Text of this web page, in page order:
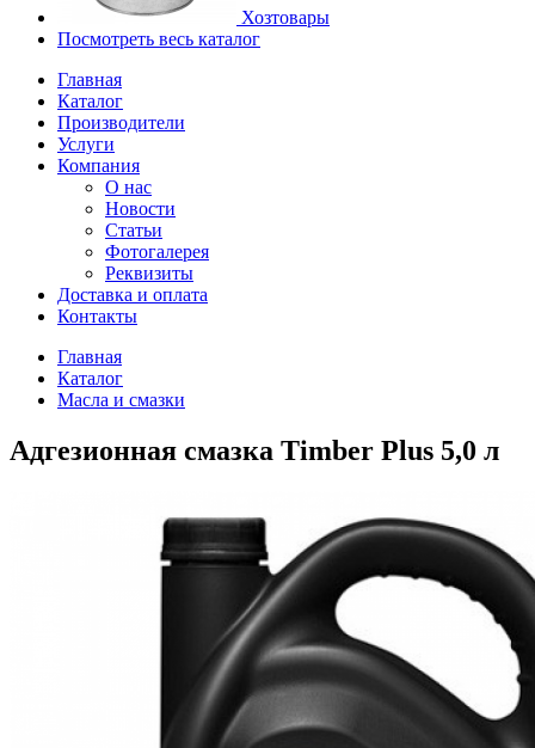
Хозтовары
Посмотреть весь каталог
Главная
Каталог
Производители
Услуги
Компания
О нас
Новости
Статьи
Фотогалерея
Реквизиты
Доставка и оплата
Контакты
Главная
Каталог
Масла и смазки
Адгезионная смазка Timber Plus 5,0 л